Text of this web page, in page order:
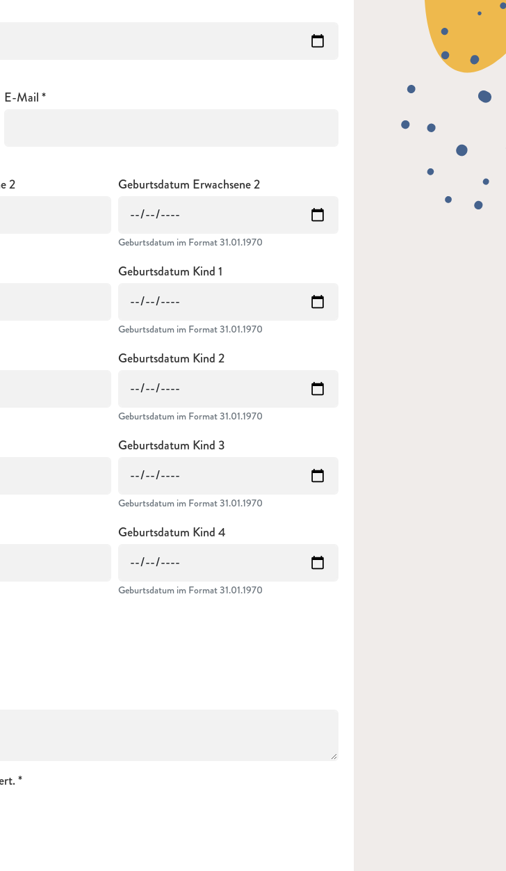
E-Mail
2 Geburtsdatum Erwachsene 2
Geburtsdatum im Format 31.01.1970
Geburtsdatum Kind 1
Geburtsdatum im Format 31.01.1970
Geburtsdatum Kind 2
Geburtsdatum im Format 31.01.1970
Geburtsdatum Kind 3
Geburtsdatum im Format 31.01.1970
Geburtsdatum Kind 4
Geburtsdatum im Format 31.01.1970